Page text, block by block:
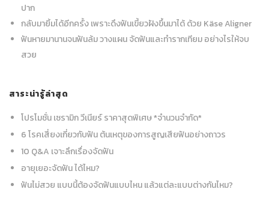
ปาก
กลับมายิ้มได้อีกครั้ง เพราะดึงฟันเขี้ยวฝังขึ้นมาได้ ด้วย Käse Aligner
ฟันหายมานานจนฟันล้ม วางแผน จัดฟันและทำรากเทียม อย่างไรให้จบ
สวย
สาระน่ารู้ล่าสุด
โปรโมชั่น เซรามิก วีเนียร์ ราคาสุดพิเศษ *จำนวนจำกัด*
6 โรคเสี่ยงเกี่ยวกับฟัน ต้นเหตุของการสูญเสียฟันอย่างถาวร
10 Q&A เจาะลึกเรื่องจัดฟัน
อายุเยอะจัดฟัน ได้ไหม?
ฟันไม่สวย แบบนี้ต้องจัดฟันแบบไหน แล้วแต่ละแบบต่างกันไหม?